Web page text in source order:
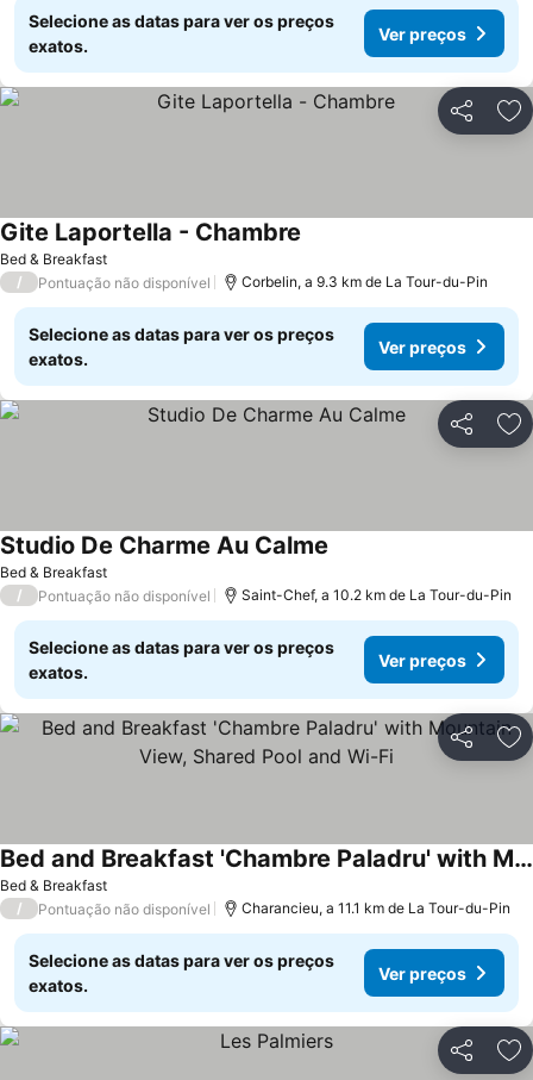
Selecione as datas para ver os preços
exatos.
Ver preços
Partilhar
Bed & Breakfast
Gite Laportella - Chambre
/ Pontuação não disponível Corbelin, a 9.3 km de La Tour-du-Pin
Selecione as datas para ver os preços
exatos.
Ver preços
Partilhar
Bed & Breakfast
Studio De Charme Au Calme
/ Pontuação não disponível Saint-Chef, a 10.2 km de La Tour-du-Pin
Selecione as datas para ver os preços
exatos.
Ver preços
Partilhar
Bed & Breakfast
Bed and Breakfast 'Chambre Paladru' with Mountain View, Shared Pool and Wi-Fi
Ver preços
/ Pontuação não disponível Charancieu, a 11.1 km de La Tour-du-Pin
Selecione as datas para ver os preços
exatos.
Ver preços
Partilhar